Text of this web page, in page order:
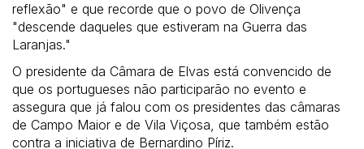
reflexão" e que recorde que o povo de Olivença
"descende daqueles que estiveram na Guerra das
Laranjas."
O presidente da Câmara de Elvas está convencido de
que os portugueses não participarão no evento e
assegura que já falou com os presidentes das câmaras
de Campo Maior e de Vila Viçosa, que também estão
contra a iniciativa de Bernardino Píriz.